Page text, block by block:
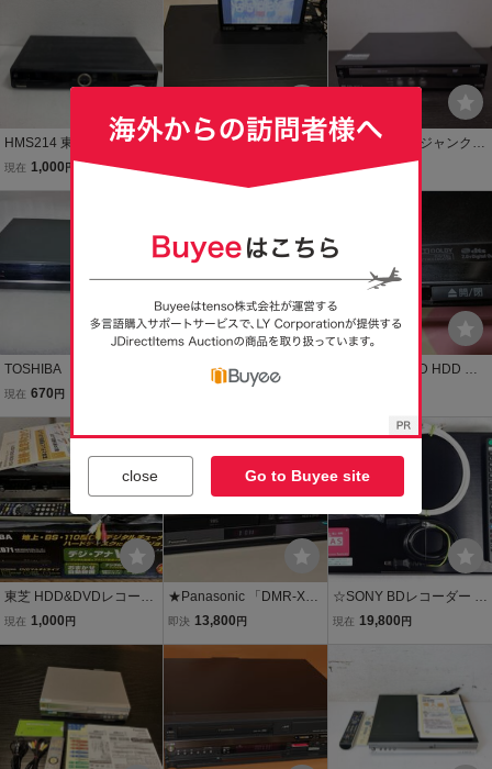
HMS214 東芝 TOSHIBA
HDD DVDビデオレコーダ
現在 1,000 円
東芝 HDD&DVDビデオレ
送料1150円～ ジャンク
通電のみ確認済み SHARP
1,500円
TOSHIBA 東芝 RD-R10
0 HDD&DVDビデオレ
ャンク品】〈2〉
現在 670 円
Rh02 パナ DMR-BZT830
3TB BD/DVD/HDDレコー
Panasonic DVD HDD レ
東芝 HDD&DVDレコーダ
ー RD-XD71
現在 1,000 円
★Panasonic 「DMR-XP2
0V」★ HDD 250GB VHS
Dレコーダー リモコンHD
即決 13,800 円
☆SONY BDレコーダー B
DZ-AX2000 2番組同時録
少々難あり/激安！
現在 19,800 円
close Go to Buyee site